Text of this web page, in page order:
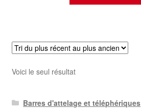
Voici le seul résultat
Barres d'attelage et téléphériques